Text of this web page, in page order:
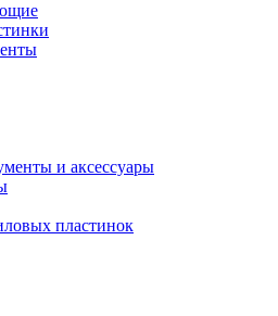
и аксессуары
пластинок